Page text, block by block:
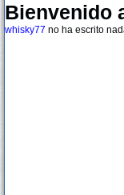
Bienvenido
whisky77 no ha escrito